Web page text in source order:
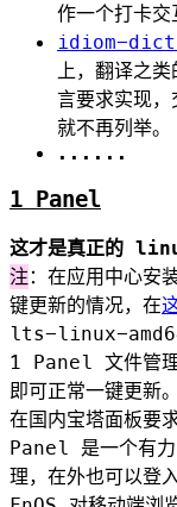
作一个打卡交
idiom-
上，翻译之
言要求实现
就不再列举。
......
1 Panel
这才是真正的
注：在应用中心
键更新的情况，在
lts-linux-
1 Panel 文件管
即可正常一键更新。
在国内宝塔面板要
Panel 是一个有力
理，在外也可以